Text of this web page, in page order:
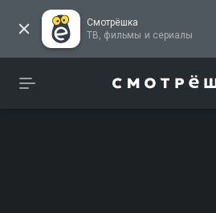
Смотрёшка
ТВ, фильмы и сериалы